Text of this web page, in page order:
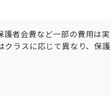
者会費など一部の費用は実
ラスに応じて異なり、保護